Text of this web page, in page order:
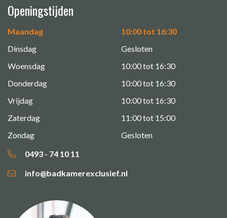
Openingstijden
Maandag
10:00 tot 16:30
Dinsdag
Gesloten
Woensdag
10:00 tot 16:30
Donderdag
10:00 tot 16:30
Vrijdag
10:00 tot 16:30
Zaterdag
11:00 tot 15:00
Zondag
Gesloten
0493 - 74 10 11
info@badkamerexclusief.nl